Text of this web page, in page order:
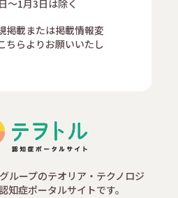
～1月3日は除く
掲載または掲載情報変
ちらよりお願いいたし
ループのテオリア・テクノロジ
知症ポータルサイトです。